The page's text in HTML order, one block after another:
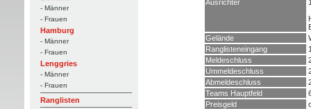
- Männer
- Frauen
Hamburg
- Männer
- Frauen
Lenggries
- Männer
- Frauen
Ranglisten
Ausrichter
Gelände
Ranglisteneingang
Meldeschluss
Ummeldeschluss
Abmeldeschluss
Teams Hauptfeld
Preisgeld